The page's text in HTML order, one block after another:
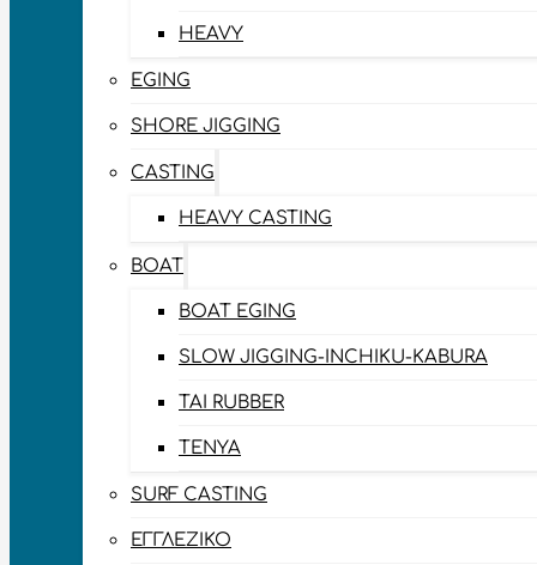
HEAVY
EGING
SHORE JIGGING
CASTING
HEAVY CASTING
BOAT
BOAT EGING
SLOW JIGGING-INCHIKU-KABURA
TAI RUBBER
TENYA
SURF CASTING
ΕΓΓΛΈΖΙΚΟ